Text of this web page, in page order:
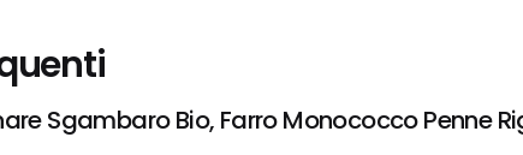
Sgambaro Bio, Farro Monococco Penne